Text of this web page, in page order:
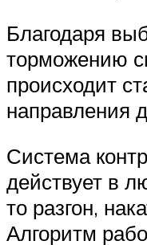
Благодаря
торможению
происходит
направления
Система
действует в
то разгон,
Алгоритм